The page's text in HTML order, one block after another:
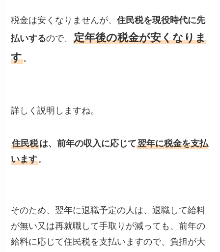
税金は安くなりませんが、住民税を現役時代に先
払いするので、定年後の税金が安くなりま
す。
詳しく説明しますね。
住民税は、前年の収入に応じて翌年に税金を支払
います。
そのため、翌年に退職予定の人は、退職して給料
が無い又は再就職して手取りが減っても、前年の
給料に応じて住民税を支払いますので、負担が大